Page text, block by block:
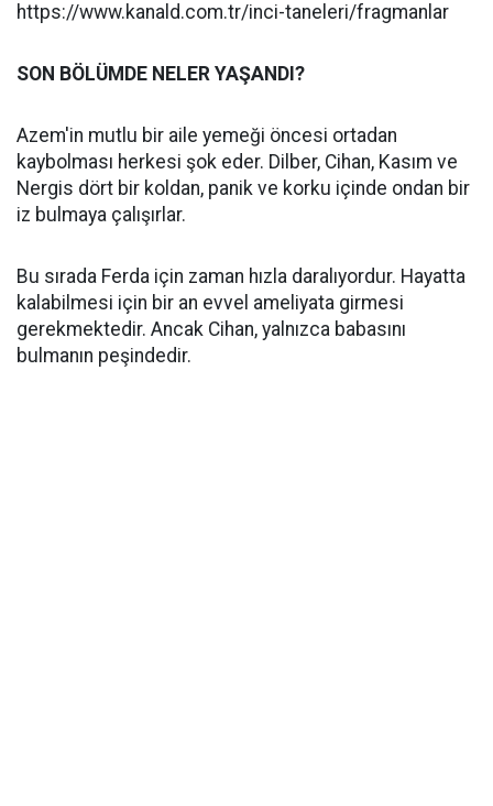
https://www.kanald.com.tr/inci-taneleri/fragmanlar
SON BÖLÜMDE NELER YAŞANDI?
Azem'in mutlu bir aile yemeği öncesi ortadan
kaybolması herkesi şok eder. Dilber, Cihan, Kasım ve
Nergis dört bir koldan, panik ve korku içinde ondan bir
iz bulmaya çalışırlar.
Bu sırada Ferda için zaman hızla daralıyordur. Hayatta
kalabilmesi için bir an evvel ameliyata girmesi
gerekmektedir. Ancak Cihan, yalnızca babasını
bulmanın peşindedir.